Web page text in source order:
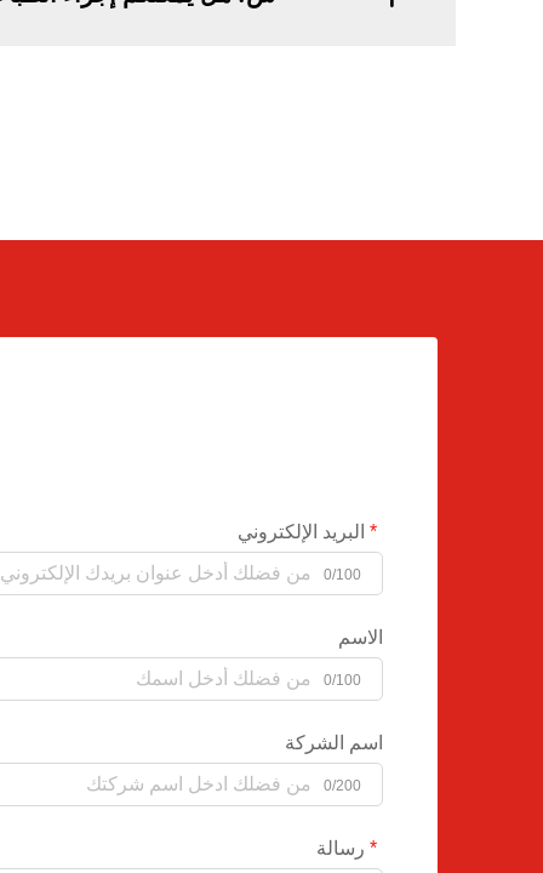
البريد الإلكتروني
0/100
الاسم
0/100
اسم الشركة
0/200
رسالة